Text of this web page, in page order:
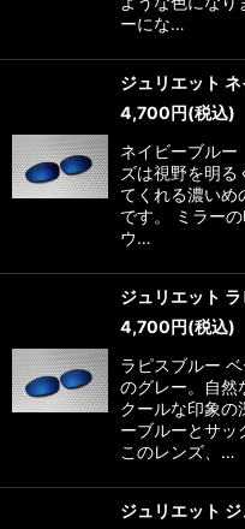
ーにな…
ジュリエット
4,700円(税込)
ネイビー
ズは視野を明る
てくれる濃いめ
です。 ミラー
ウ…
ジュリエット
4,700円(税込)
ラピスブルー
のグレー。自然
クールな印象の
ーブルーとサッ
このレンズ、…
ジュリエット